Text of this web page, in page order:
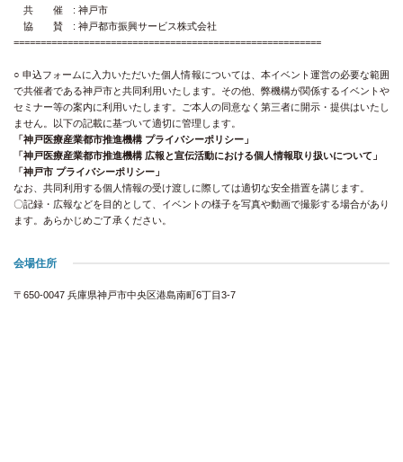
共 催 : 神戸市
協 賛 : 神戸都市振興サービス株式会社
=========================================================
○ 申込フォームに入力いただいた個人情報については、本イベント運営の必要な範囲
で共催者である神戸市と共同利用いたします。その他、弊機構が関係するイベントや
セミナー等の案内に利用いたします。ご本人の同意なく第三者に開示・提供はいたし
ません。以下の記載に基づいて適切に管理します。
「神戸医療産業都市推進機構 プライバシーポリシー」
「神戸医療産業都市推進機構 広報と宣伝活動における個人情報取り扱いについて」
「神戸市 プライバシーポリシー」
なお、共同利用する個人情報の受け渡しに際しては適切な安全措置を講じます。
〇記録・広報などを目的として、イベントの様子を写真や動画で撮影する場合があり
ます。あらかじめご了承ください。
会場住所
〒650-0047 兵庫県神戸市中央区港島南町6丁目3-7